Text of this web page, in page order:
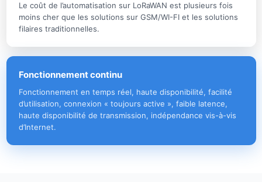
Le coût de l’automatisation sur LoRaWAN est plusieurs fois
moins cher que les solutions sur GSM/WI-FI et les solutions
filaires traditionnelles.
Fonctionnement continu
Fonctionnement en temps réel, haute disponibilité, facilité
d’utilisation, connexion « toujours active », faible latence,
haute disponibilité de transmission, indépendance vis-à-vis
d’Internet.